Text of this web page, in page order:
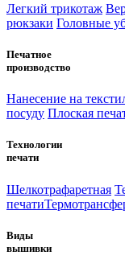
Легкий трикотаж
рюкзаки Головные
Печатное
производство
Нанесение на
посуду Плоская
Технологии
печати
Шелкотрафаретная
печати
Виды
вышивки